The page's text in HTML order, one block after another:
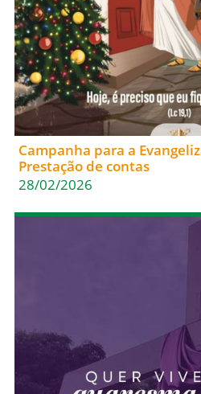
Campanha para a
Prestação de contas
28/02/2026